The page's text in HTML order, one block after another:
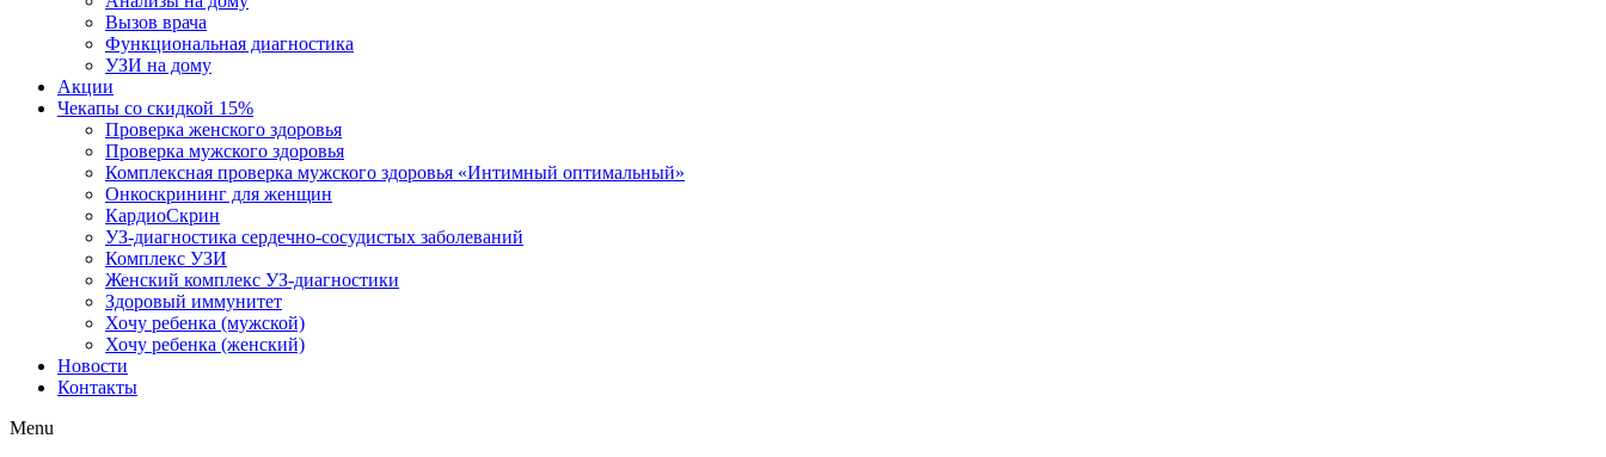
Вызов врача
Функциональная диагностика
УЗИ на дому
Акции
Чекапы со скидкой 15%
Проверка женского здоровья
Проверка мужского здоровья
Комплексная проверка мужского здоровья «Интимный оптимальный»
Онкоcкрининг для женщин
КардиоСкрин
УЗ-диагностика сердечно-сосудистых заболеваний
Комплекс УЗИ
Женский комплекс УЗ-диагностики
Здоровый иммунитет
Хочу ребенка (мужской)
Хочу ребенка (женский)
Новости
Контакты
Menu